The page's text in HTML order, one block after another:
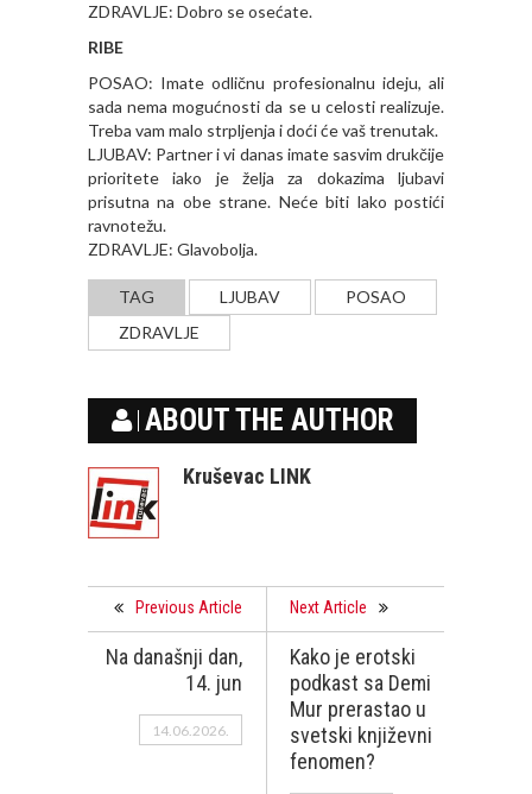
ZDRAVLJE: Dobro se osećate.
RIBE
POSAO: Imate odličnu profesionalnu ideju, ali
sada nema mogućnosti da se u celosti realizuje.
Treba vam malo strpljenja i doći će vaš trenutak.
LJUBAV: Partner i vi danas imate sasvim drukčije
prioritete iako je želja za dokazima ljubavi
prisutna na obe strane. Neće biti lako postići
ravnotežu.
ZDRAVLJE: Glavobolja.
TAG LJUBAV
POSAO
ZDRAVLJE
ABOUT THE AUTHOR
Kruševac LINK
Previous Article
Na današnji dan,
14. jun
14.06.2026.
Next Article
Kako je erotski
podkast sa Demi
Mur prerastao u
svetski književni
fenomen?